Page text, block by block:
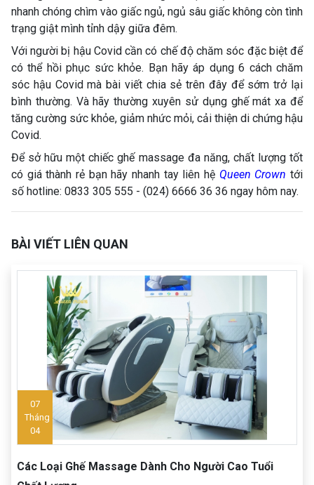
nhanh chóng chìm vào giấc ngủ, ngủ sâu giấc không còn tình
trạng giật mình tỉnh dậy giữa đêm.
Với người bị hậu Covid cần có chế độ chăm sóc đặc biệt để
có thể hồi phục sức khỏe. Bạn hãy áp dụng 6 cách chăm
sóc hậu Covid mà bài viết chia sẻ trên đây để sớm trở lại
bình thường. Và hãy thường xuyên sử dụng ghế mát xa để
tăng cường sức khỏe, giảm nhức mỏi, cải thiện di chứng hậu
Covid.
Để sở hữu một chiếc ghế massage đa năng, chất lượng tốt
có giá thành rẻ bạn hãy nhanh tay liên hệ Queen Crown tới
số hotline: 0833 305 555 - (024) 6666 36 36 ngay hôm nay.
BÀI VIẾT LIÊN QUAN
07
Tháng
04
Các Loại Ghế Massage Dành Cho Người Cao Tuổi